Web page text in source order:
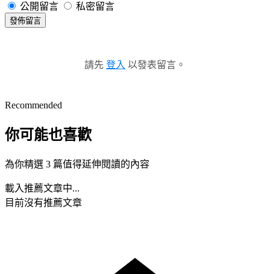
公開留言 私密留言
發佈留言
請先 登入 以發表留言。
Recommended
你可能也喜歡
為你精選 3 篇值得延伸閱讀的內容
載入推薦文章中...
目前沒有推薦文章